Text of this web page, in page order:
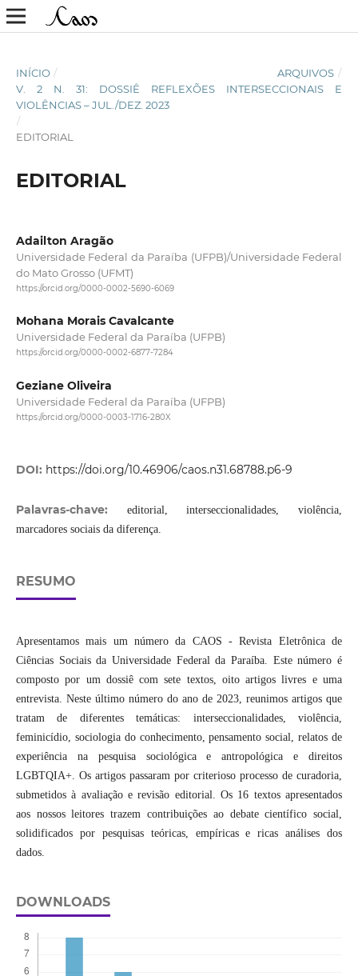
INÍCIO / ARQUIVOS /
V. 2 N. 31: DOSSIÊ REFLEXÕES INTERSECCIONAIS E
VIOLÊNCIAS – JUL./DEZ. 2023
/
EDITORIAL
EDITORIAL
Adailton Aragão
Universidade Federal da Paraíba (UFPB)/Universidade Federal
do Mato Grosso (UFMT)
https://orcid.org/0000-0002-5690-6069
Mohana Morais Cavalcante
Universidade Federal da Paraíba (UFPB)
https://orcid.org/0000-0002-6877-7284
Geziane Oliveira
Universidade Federal da Paraíba (UFPB)
https://orcid.org/0000-0003-1716-280X
DOI: https://doi.org/10.46906/caos.n31.68788.p6-9
Palavras-chave:
editorial, interseccionalidades, violência,
marcadores sociais da diferença.
RESUMO
Apresentamos mais um número da CAOS - Revista Eletrônica de
Ciências Sociais da Universidade Federal da Paraíba. Este número é
composto por um dossiê com sete textos, oito artigos livres e uma
entrevista. Neste último número do ano de 2023, reunimos artigos que
tratam de diferentes temáticas: interseccionalidades, violência,
feminicídio, sociologia do conhecimento, pensamento social, relatos de
experiência na pesquisa sociológica e antropológica e direitos
LGBTQIA+. Os artigos passaram por criterioso processo de curadoria,
submetidos à avaliação e revisão editorial. Os 16 textos apresentados
aos nossos leitores trazem contribuições ao debate científico social,
solidificados por pesquisas teóricas, empíricas e ricas análises dos
dados.
DOWNLOADS